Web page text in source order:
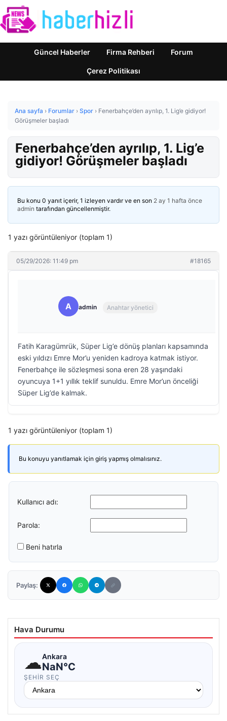
Güncel Haberler Firma Rehberi Forum
Çerez Politikası
Ana sayfa › Forumlar › Spor › Fenerbahçe’den ayrılıp, 1. Lig’e gidiyor!
Görüşmeler başladı
Fenerbahçe’den ayrılıp, 1. Lig’e
gidiyor! Görüşmeler başladı
Bu konu 0 yanıt içerir, 1 izleyen vardır ve en son 2 ay 1 hafta önce
admin tarafından güncellenmiştir.
1 yazı görüntüleniyor (toplam 1)
05/29/2026: 11:49 pm #18165
A admin Anahtar yönetici
Fatih Karagümrük, Süper Lig’e dönüş planları kapsamında
eski yıldızı Emre Mor’u yeniden kadroya katmak istiyor.
Fenerbahçe ile sözleşmesi sona eren 28 yaşındaki
oyuncuya 1+1 yıllık teklif sunuldu. Emre Mor’un önceliği
Süper Lig’de kalmak.
1 yazı görüntüleniyor (toplam 1)
Bu konuyu yanıtlamak için giriş yapmış olmalısınız.
Kullanıcı adı:
Parola:
Beni hatırla
Paylaş:
Hava Durumu
☁Ankara
NaN°C
ŞEHIR SEÇ